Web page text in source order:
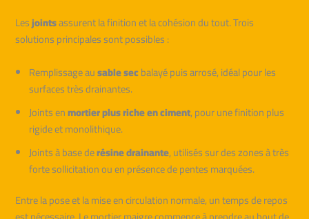
Lesjointsassurent la finition et la cohésion du tout. Trois
solutions principales sont possibles :
Remplissage ausable secbalayé puis arrosé, idéal pour les
surfaces très drainantes.
Joints enmortier plus riche en ciment, pour une finition plus
rigide et monolithique.
Joints à base derésine drainante, utilisés sur des zones à très
forte sollicitation ou en présence de pentes marquées.
Entre la pose et la mise en circulation normale, un temps de repos